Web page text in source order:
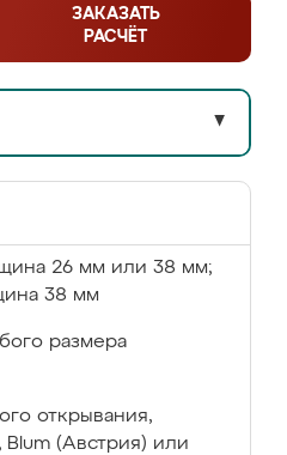
ЗАКАЗАТЬ
РАСЧЁТ
▼
26 мм или 38 мм;
38 мм
размера
открывания,
Blum (Австрия) или